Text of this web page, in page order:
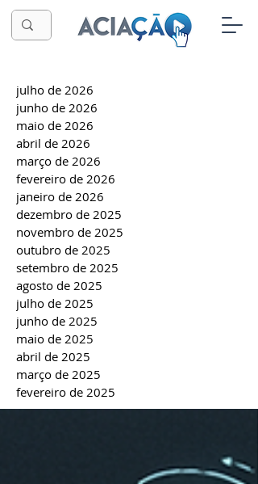
julho de 2026
junho de 2026
maio de 2026
abril de 2026
março de 2026
fevereiro de 2026
janeiro de 2026
dezembro de 2025
novembro de 2025
outubro de 2025
setembro de 2025
agosto de 2025
julho de 2025
junho de 2025
maio de 2025
abril de 2025
março de 2025
fevereiro de 2025